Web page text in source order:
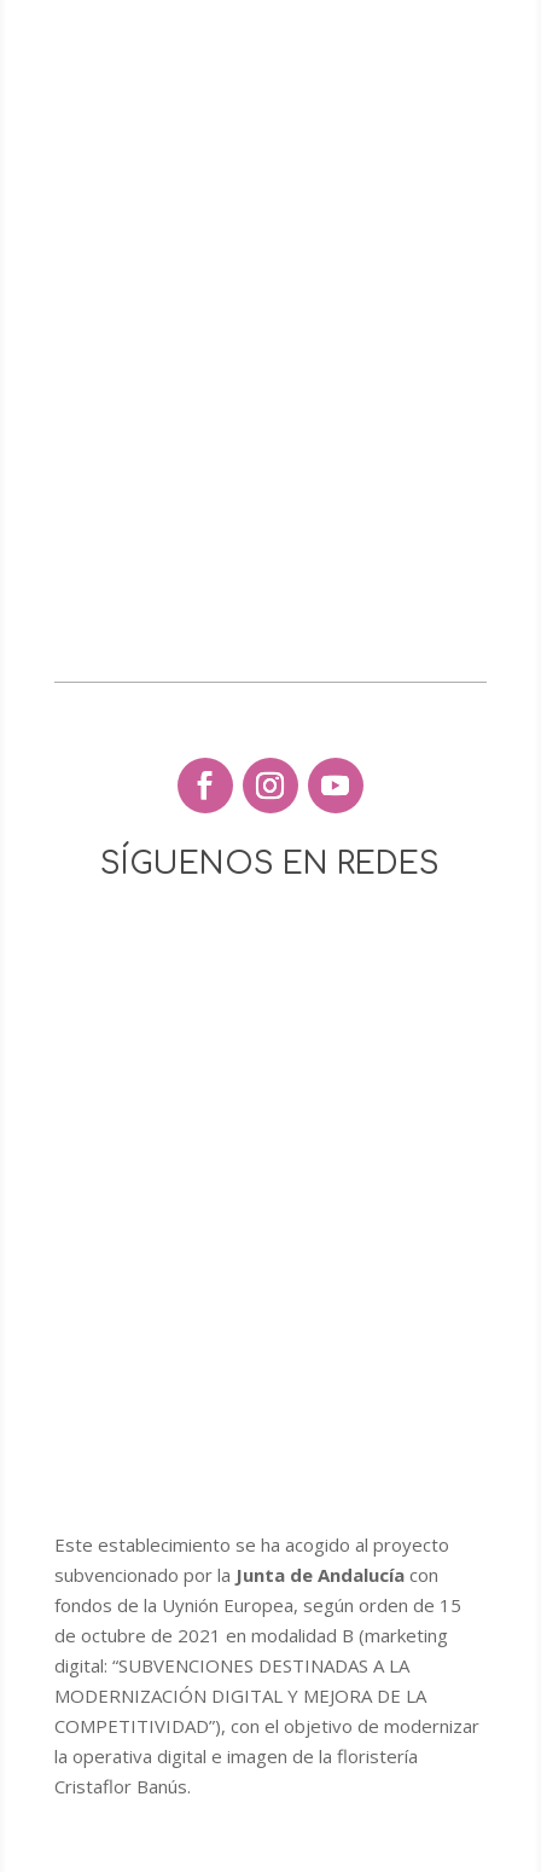
SÍGUENOS EN REDES
Este establecimiento se ha acogido al proyecto
subvencionado por la Junta de Andalucía con
fondos de la Uynión Europea, según orden de 15
de octubre de 2021 en modalidad B (marketing
digital: “SUBVENCIONES DESTINADAS A LA
MODERNIZACIÓN DIGITAL Y MEJORA DE LA
COMPETITIVIDAD”), con el objetivo de modernizar
la operativa digital e imagen de la floristería
Cristaflor Banús.